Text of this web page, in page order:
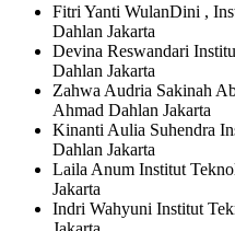
Fitri Yanti WulanDini ,
Dahlan Jakarta
Devina Reswandari
Dahlan Jakarta
Zahwa Audria Sakinah
Ahmad Dahlan Jakarta
Kinanti Aulia Suhendra
Dahlan Jakarta
Laila Anum Institut
Jakarta
Indri Wahyuni Institut